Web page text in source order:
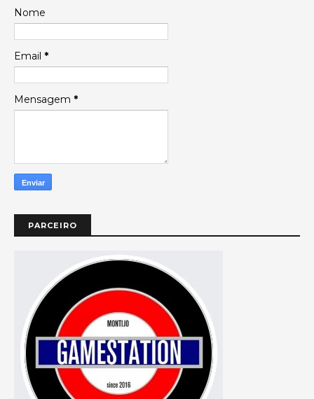
Nome
Email *
Mensagem *
PARCEIRO